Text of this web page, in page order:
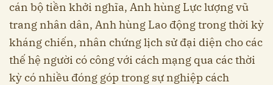
cán bộ tiền khởi nghĩa, Anh hùng Lực lượng vũ
trang nhân dân, Anh hùng Lao động trong thời kỳ
kháng chiến, nhân chứng lịch sử đại diện cho các
thế hệ người có công với cách mạng qua các thời
kỳ có nhiều đóng góp trong sự nghiệp cách